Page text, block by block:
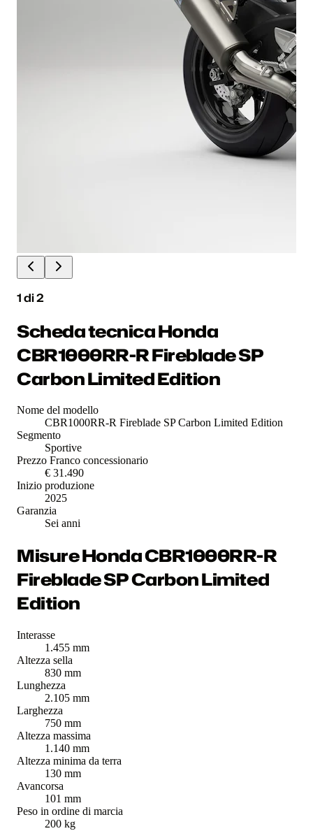
1di2
Scheda tecnica Honda
CBR1000RR-R Fireblade SP
Carbon Limited Edition
Nome del modello
CBR1000RR-R Fireblade SP Carbon Limited Edition
Segmento
Sportive
Prezzo Franco concessionario
€ 31.490
Inizio produzione
2025
Garanzia
Sei anni
Misure Honda CBR1000RR-R
Fireblade SP Carbon Limited
Edition
Interasse
1.455 mm
Altezza sella
830 mm
Lunghezza
2.105 mm
Larghezza
750 mm
Altezza massima
1.140 mm
Altezza minima da terra
130 mm
Avancorsa
101 mm
Peso in ordine di marcia
200 kg